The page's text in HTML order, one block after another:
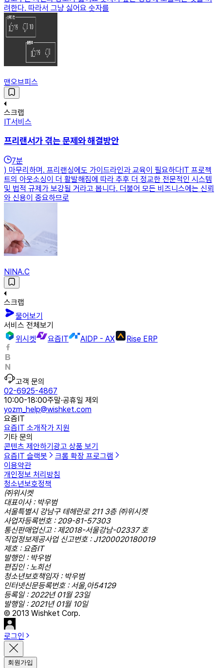
려한다. 따라서 그냥 싫어요 숫자를
맨오브피스
스크랩
IT서비스
프리랜서가 겪는 문제와 해결방안
7분
) 마무리하며. 프리랜싱에도 가이드라인과 교육이 필요하다IT 프로젝
트의 아웃소싱이 더 활발해짐에 따라 추후 더 정교한 전문적인 시스템
및 법적 규제가 보강될 거라고 봅니다. 더불어 모든 비즈니스에는 신뢰
와 신용이 중요하므로
NINA.C
스크랩
물어보기
서비스 전체보기
위시켓
요즘IT AIDP - AX Rise ERP
고객 문의
02-6925-4867
10:00-18:00주말·공휴일 제외
yozm_help@wishket.com
요즘IT
요즘IT 소개작가 지원
기타 문의
콘텐츠 제안하기 광고 상품 보기
요즘IT 슬랙봇
크롬 확장 프로그램
이용약관
개인정보 처리방침
청소년보호정책
㈜위시켓
대표이사 : 박우범
서울특별시 강남구 테헤란로 211 3층 ㈜위시켓
사업자등록번호 : 209-81-57303
통신판매업신고 : 제2018-서울강남-02337 호
직업정보제공사업 신고번호 : J1200020180019
제호 : 요즘IT
발행인 : 박우범
편집인 : 노희선
청소년보호책임자 : 박우범
인터넷신문등록번호 : 서울,아54129
등록일 : 2022년 01월 23일
발행일 : 2021년 01월 10일
© 2013 Wishket Corp.
로그인
회원가입